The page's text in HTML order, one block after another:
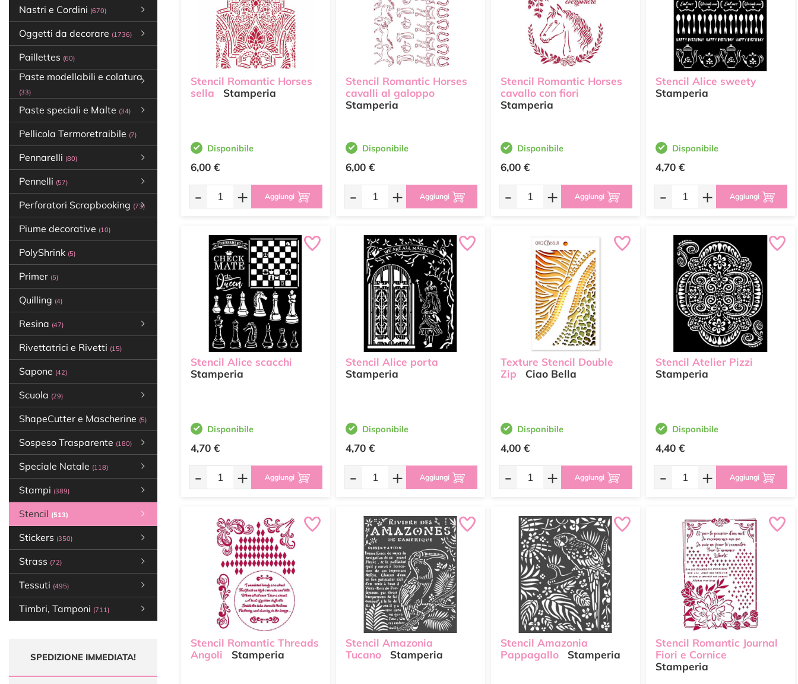
Nastri e Cordini (670)
Oggetti da decorare (1736)
Paillettes (60)
Paste modellabili e colatura
(33)
Paste speciali e Malte (34)
Pellicola Termoretraibile (7)
Pennarelli (80)
Pennelli (57)
Perforatori Scrapbooking (73)
Piume decorative (10)
PolyShrink (5)
Primer (5)
Quilling (4)
Resina (47)
Rivettatrici e Rivetti (15)
Sapone (42)
Scuola (29)
ShapeCutter e Mascherine (5)
Sospeso Trasparente (180)
Speciale Natale (118)
Stampi (389)
Stencil (513)
Stickers (350)
Strass (72)
Tessuti (495)
Timbri, Tamponi (711)
SPEDIZIONE IMMEDIATA!
Stencil Romantic Horses
sella
Stamperia
Disponibile
6,00 €
- + Aggiungi
Stencil Romantic Horses
cavalli al galoppo
Stamperia
Disponibile
6,00 €
- + Aggiungi
Stencil Romantic Horses
cavallo con fiori
Stamperia
Disponibile
6,00 €
- + Aggiungi
Stencil Alice sweety
Stamperia
Disponibile
4,70 €
- + Aggiungi
Stencil Alice scacchi
Stamperia
Disponibile
4,70 €
- + Aggiungi
Stencil Alice porta
Stamperia
Disponibile
4,70 €
- + Aggiungi
Texture Stencil Double
Zip
Ciao Bella
Disponibile
4,00 €
- + Aggiungi
Stencil Atelier Pizzi
Stamperia
Disponibile
4,40 €
- + Aggiungi
Stencil Romantic Threads
Angoli
Stamperia
Stencil Amazonia
Tucano
Stamperia
Stencil Amazonia
Pappagallo
Stamperia
Stencil Romantic Journal
Fiori e Cornice
Stamperia